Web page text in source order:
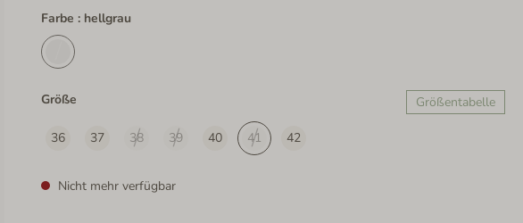
Farbe : hellgrau
Größe Größentabelle
36 37 38 39 40 41 42
Nicht mehr verfügbar